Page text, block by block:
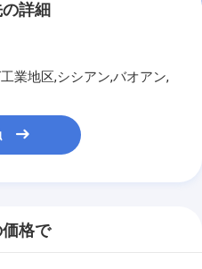
詳細
業地区,シシアン,バオアン,
格で